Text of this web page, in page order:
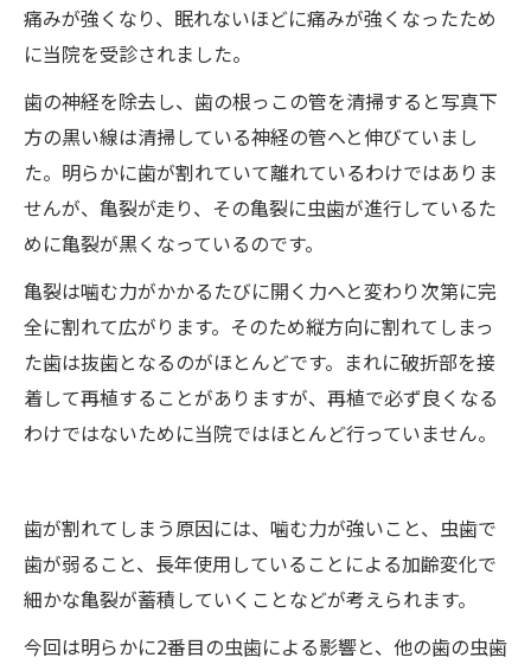
痛みが強くなり、眠れないほどに痛みが強くなったため
に当院を受診されました。
歯の神経を除去し、歯の根っこの管を清掃すると写真下
方の黒い線は清掃している神経の管へと伸びていまし
た。明らかに歯が割れていて離れているわけではありま
せんが、亀裂が走り、その亀裂に虫歯が進行しているた
めに亀裂が黒くなっているのです。
亀裂は噛む力がかかるたびに開く力へと変わり次第に完
全に割れて広がります。そのため縦方向に割れてしまっ
た歯は抜歯となるのがほとんどです。まれに破折部を接
着して再植することがありますが、再植で必ず良くなる
わけではないために当院ではほとんど行っていません。
歯が割れてしまう原因には、噛む力が強いこと、虫歯で
歯が弱ること、長年使用していることによる加齢変化で
細かな亀裂が蓄積していくことなどが考えられます。
今回は明らかに2番目の虫歯による影響と、他の歯の虫歯